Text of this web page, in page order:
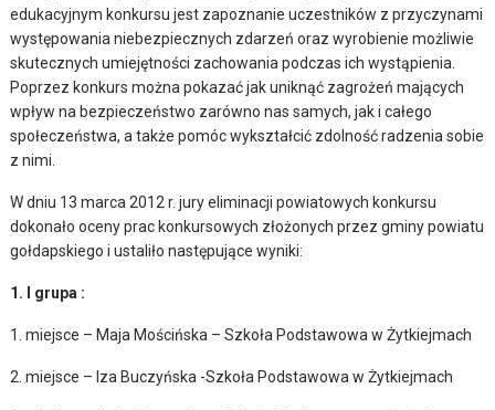
edukacyjnym konkursu jest zapoznanie uczestników z przyczynami
występowania niebezpiecznych zdarzeń oraz wyrobienie możliwie
skutecznych umiejętności zachowania podczas ich wystąpienia.
Poprzez konkurs można pokazać jak uniknąć zagrożeń mających
wpływ na bezpieczeństwo zarówno nas samych, jak i całego
społeczeństwa, a także pomóc wykształcić zdolność radzenia sobie
z nimi.
W dniu 13 marca 2012 r. jury eliminacji powiatowych konkursu
dokonało oceny prac konkursowych złożonych przez gminy powiatu
gołdapskiego i ustaliło następujące wyniki:
1. I grupa :
1. miejsce – Maja Mościńska – Szkoła Podstawowa w Żytkiejmach
2. miejsce – Iza Buczyńska -Szkoła Podstawowa w Żytkiejmach